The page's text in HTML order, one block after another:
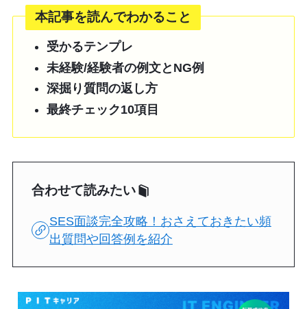
本記事を読んでわかること
受かるテンプレ
未経験/経験者の例文とNG例
深掘り質問の返し方
最終チェック10項目
合わせて読みたい
SES面談完全攻略！おさえておきたい頻
出質問や回答例を紹介